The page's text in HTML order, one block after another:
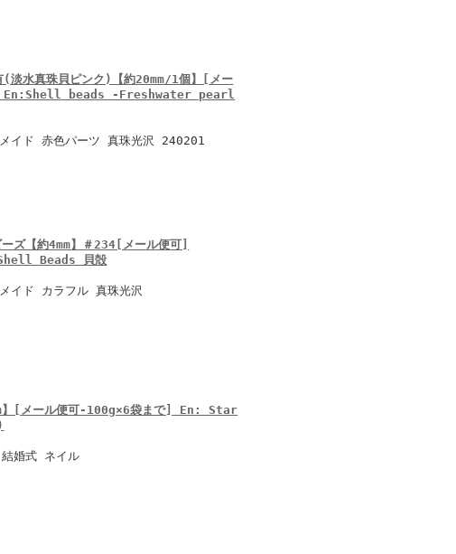
(淡水真珠貝ピンク)【約20mm/1個】[メー
En:Shell beads -Freshwater pearl
イド 赤色パーツ 真珠光沢 240201
ズ【約4mm】＃234[メール便可]
Beads 貝殻
イド カラフル 真珠光沢
】[メール便可-100g×6袋まで] En: Star
婚式 ネイル